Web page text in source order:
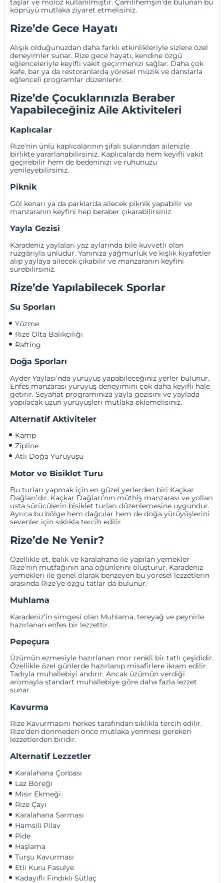
taşlar ve moloz kullanılmıştır. Çamlıhemşin’de bulunan bu
köprüyü mutlaka ziyaret etmelisiniz.
Rize’de Gece Hayatı
Alışık olduğunuzdan daha farklı etkinlikleriyle sizlere özel
deneyimler sunar. Rize gece hayatı, kendine özgü
eğlenceleriyle keyifli vakit geçirmenizi sağlar. Daha çok
kafe, bar ya da restoranlarda yöresel müzik ve danslarla
eğlenceli programlar düzenlenir.
Rize’de Çocuklarınızla Beraber
Yapabileceğiniz Aile Aktiviteleri
Kaplıcalar
Rize’nin ünlü kaplıcalarının şifalı sularından ailenizle
birlikte yararlanabilirsiniz. Kaplıcalarda hem keyifli vakit
geçirebilir hem de bedeninizi ve ruhunuzu
yenileyebilirsiniz.
Piknik
Göl kenarı ya da parklarda ailecek piknik yapabilir ve
manzaranın keyfini hep beraber çıkarabilirsiniz.
Yayla Gezisi
Karadeniz yaylaları yaz aylarında bile kuvvetli olan
rüzgârıyla ünlüdür. Yanınıza yağmurluk ve kışlık kıyafetler
alıp yaylaya ailecek çıkabilir ve manzaranın keyfini
sürebilirsiniz.
Rize’de Yapılabilecek Sporlar
Su Sporları
Yüzme
Rize Olta Balıkçılığı
Rafting
Doğa Sporları
Ayder Yaylası’nda yürüyüş yapabileceğiniz yerler bulunur.
Enfes manzarası yürüyüş deneyimini çok daha keyifli hale
getirir. Seyahat programınıza yayla gezisini ve yaylada
yapılacak uzun yürüyüşleri mutlaka eklemelisiniz.
Alternatif Aktiviteler
Kamp
Zipline
Atlı Doğa Yürüyüşü
Motor ve Bisiklet Turu
Bu turları yapmak için en güzel yerlerden biri Kaçkar
Dağları’dır. Kaçkar Dağları’nın müthiş manzarası ve yolları
usta sürücülerin bisiklet turları düzenlemesine uygundur.
Ayrıca bu bölge hem dağcılar hem de doğa yürüyüşlerini
sevenler için sıklıkla tercih edilir.
Rize’de Ne Yenir?
Özellikle et, balık ve karalahana ile yapılan yemekler
Rize’nin mutfağının ana öğünlerini oluşturur. Karadeniz
yemekleri ile genel olarak benzeyen bu yöresel lezzetlerin
arasında Rize’ye özgü tatlar da bulunur.
Muhlama
Karadeniz’in simgesi olan Muhlama, tereyağ ve peynirle
hazırlanan enfes bir lezzettir.
Pepeçura
Üzümün ezmesiyle hazırlanan mor renkli bir tatlı çeşididir.
Özellikle özel günlerde hazırlanıp misafirlere ikram edilir.
Tadıyla muhallebiyi andırır. Ancak üzümün verdiği
aromayla standart muhallebiye göre daha fazla lezzet
sunar.
Kavurma
Rize Kavurmasını herkes tarafından sıklıkla tercih edilir.
Rize’den dönmeden önce mutlaka yenmesi gereken
lezzetlerden biridir.
Alternatif Lezzetler
Karalahana Çorbası
Laz Böreği
Mısır Ekmeği
Rize Çayı
Karalahana Sarması
Hamsili Pilav
Pide
Haşlama
Turşu Kavurması
Etli Kuru Fasulye
Kadayıflı Fındıklı Sütlaç